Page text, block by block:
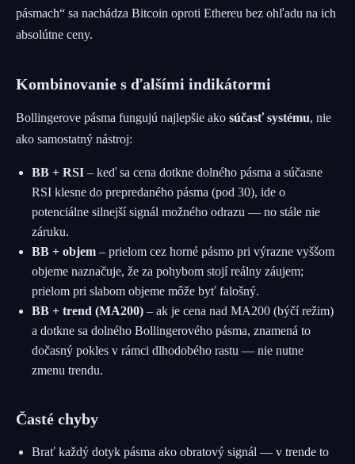
pásmach“ sa nachádza Bitcoin oproti Ethereu bez ohľadu na ich
absolútne ceny.
Kombinovanie s ďalšími indikátormi
Bollingerove pásma fungujú najlepšie ako súčasť systému, nie
ako samostatný nástroj:
BB + RSI – keď sa cena dotkne dolného pásma a súčasne
RSI klesne do prepredaného pásma (pod 30), ide o
potenciálne silnejší signál možného odrazu — no stále nie
záruku.
BB + objem – prielom cez horné pásmo pri výrazne vyššom
objeme naznačuje, že za pohybom stojí reálny záujem;
prielom pri slabom objeme môže byť falošný.
BB + trend (MA200) – ak je cena nad MA200 (býčí režim)
a dotkne sa dolného Bollingerového pásma, znamená to
dočasný pokles v rámci dlhodobého rastu — nie nutne
zmenu trendu.
Časté chyby
Brať každý dotyk pásma ako obratový signál — v trende to